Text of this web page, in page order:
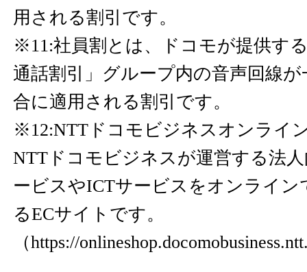
用される割引です。
※11:社員割とは、ドコモが提供す
通話割引」グループ内の音声回線
合に適用される割引です。
※12:NTTドコモビジネスオンライ
NTTドコモビジネスが運営する法
ービスやICTサービスをオンライン
るECサイトです。
（https://